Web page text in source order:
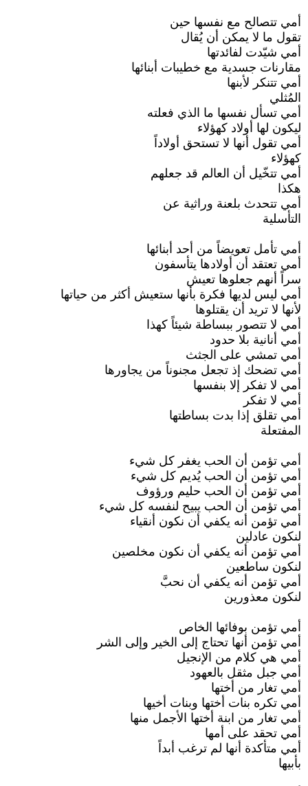
أمي تتصالح مع نفسها حين
تقول ما لا يمكن أن يُقال
أمي شيّدت لفائدتها
مقارنات جسدية مع خطيبات أبنائها
أمي تتنكر لأبنها
المُثلي
أمي تسأل نفسها ما الذي فعلته
ليكون لها أولاد كهؤلاء
أمي تقول أنها لا تستحق أولاداً
كهؤلاء
أمي تتخّيل أن العالم قد جعلهم
هكذا
أمي تتحدث بلعنة وراثية عن
التأسلية
أمي تأمل تعويضاً من أحد أبنائها
أمي تعتقد أن أولادها يتأسفون
سراً أنهم جعلوها تعيش
أمي ليس لديها فكرة بأنها ستعيش أكثر من حياتها
لأنها لا تريد أن يقتلوها
أمي لا تتصور ببساطة شيئاً كهذا
أمي أنانية بلا حدود
أمي تمشي على الجثث
أمي تضحك إذ تجعل مجنوناً من يجاورها
أمي لا تفكر إلا بنفسها
أمي لا تفكر
أمي تقلق إذا بدت بساطتها
المفتعلة
أمي تؤمن أن الحب يغفر كل شيء
أمي تؤمن أن الحب يُديم كل شيء
أمي تؤمن أن الحب حليم ورؤوف
أمي تؤمن أن الحب يبيح لنفسه كل شيء
أمي تؤمن أنه يكفي أن نكون أنقياء
لنكون عادلين
أمي تؤمن أنه يكفي أن نكون مخلصين
لنكون ساطعين
أمي تؤمن أنه يكفي أن نحبَّ
لنكون معذورين
أمي تؤمن بوفائها الخاص
أمي تؤمن أنها تحتاج إلى الخير وإلى الشر
أمي هي كلام من الإنجيل
أمي جبل مثقل بالعهود
أمي تغار من أختها
أمي تكره بنات أختها وبنات أخيها
أمي تغار من ابنة أختها الأجمل منها
أمي تحقد على أمها
أمي متأكدة أنها لم ترغب أبداً
بأبيها